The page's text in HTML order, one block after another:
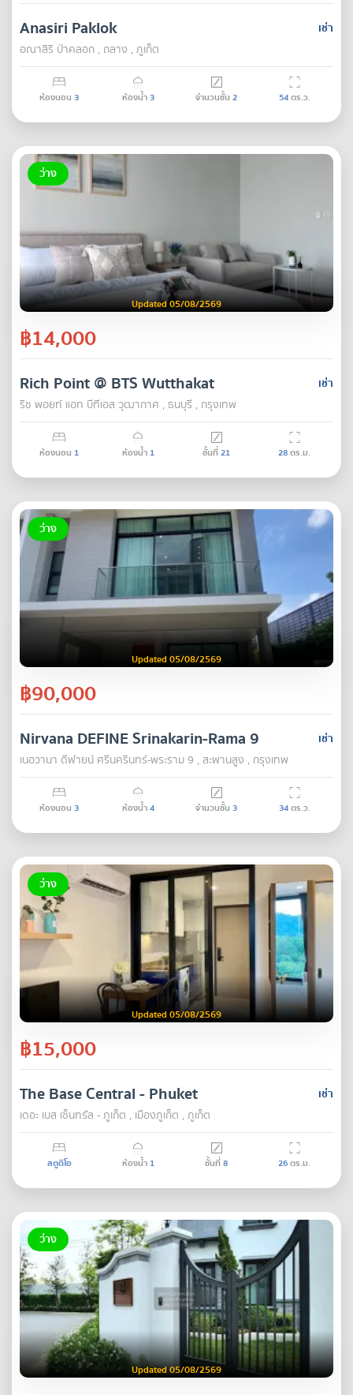
เช่า
Anasiri Paklok
อณาสิริ ป่าคลอก , ถลาง , ภูเก็ต
ห้องนอน 3 ห้องน้ำ3 จำนวนชั้น 2 54ตร.ว.
ว่าง
Updated 05/08/2569
฿14,000
เช่า
Rich Point @ BTS Wutthakat
ริช พอยท์ แอท บีทีเอส วุฒากาศ , ธนบุรี , กรุงเทพ
ห้องนอน 1 ห้องน้ำ 1 ชั้นที่21 28ตร.ม.
ว่าง
Updated 05/08/2569
฿90,000
เช่า
Nirvana DEFINE Srinakarin-Rama 9
เนอวานา ดีฟายน์ ศรีนครินทร์-พระราม 9 , สะพานสูง , กรุงเทพ
ห้องนอน 3 ห้องน้ำ4 จำนวนชั้น 3 34ตร.ว.
ว่าง
Updated 05/08/2569
฿15,000
เช่า
The Base Central - Phuket
เดอะ เบส เซ็นทรัล - ภูเก็ต , เมืองภูเก็ต , ภูเก็ต
สตูดิโอ ห้องน้ำ 1 ชั้นที่8 26ตร.ม.
ว่าง
Updated 05/08/2569